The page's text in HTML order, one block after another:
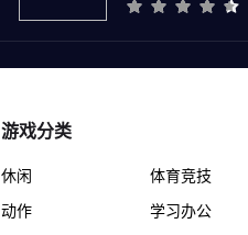
游戏分类
休闲
体育竞技
动作
学习办公